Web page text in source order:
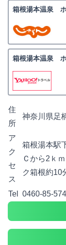
箱根湯本温泉 ホ
箱根湯本温泉 ホ
住
所
神奈川県足
ア
ク
セ
ス
箱根湯本駅
Ｃから2ｋ
ク箱根約10
Tel 0460-85-